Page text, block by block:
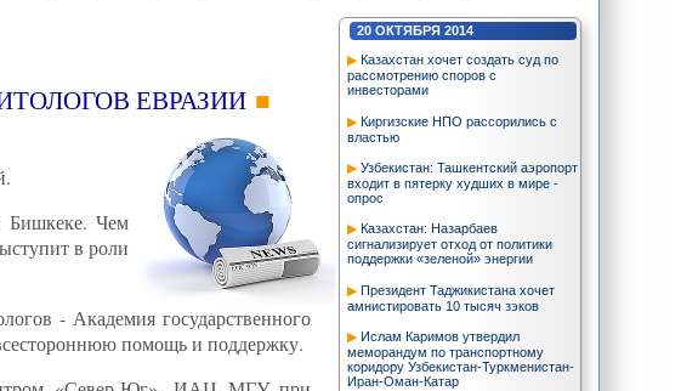
20 ОКТЯБРЯ 2014
Казахстан хочет создать суд по
рассмотрению споров с
инвесторами
Киргизские НПО рассорились с
властью
Узбекистан: Ташкентский аэропорт
входит в пятерку худших в мире -
опрос
Казахстан: Назарбаев
сигнализирует отход от политики
поддержки «зеленой» энергии
Президент Таджикистана хочет
амнистировать 10 тысяч зэков
Ислам Каримов утвердил
меморандум по транспортному
коридору Узбекистан-Туркменистан-
Иран-Оман-Катар
ЕВРАЗИИ
Бишкеке. Чем
в роли
- Академия государственного
помощь и поддержку.